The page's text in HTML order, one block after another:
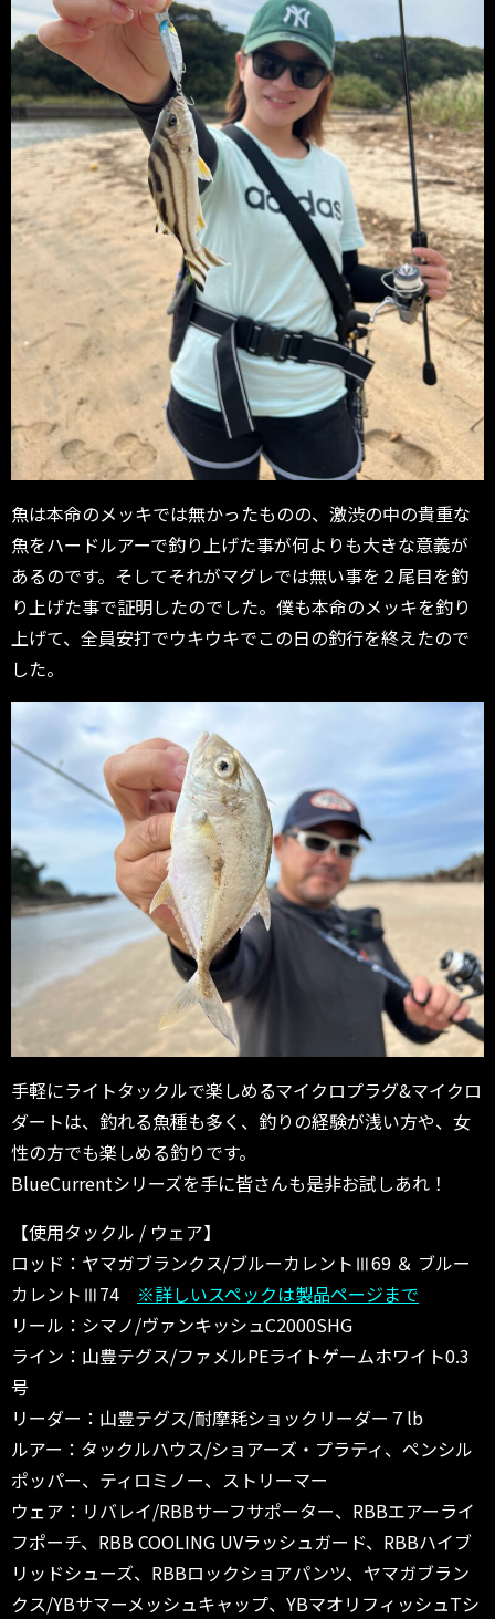
魚は本命のメッキでは無かったものの、激渋の中の貴重な
魚をハードルアーで釣り上げた事が何よりも大きな意義が
あるのです。そしてそれがマグレでは無い事を２尾目を釣
り上げた事で証明したのでした。僕も本命のメッキを釣り
上げて、全員安打でウキウキでこの日の釣行を終えたので
した。
手軽にライトタックルで楽しめるマイクロプラグ&マイクロ
ダートは、釣れる魚種も多く、釣りの経験が浅い方や、女
性の方でも楽しめる釣りです。
BlueCurrentシリーズを手に皆さんも是非お試しあれ！
【使用タックル / ウェア】
ロッド：ヤマガブランクス/ブルーカレントⅢ69 ＆ ブルー
カレントⅢ74 ※詳しいスペックは製品ページまで
リール：シマノ/ヴァンキッシュC2000SHG
ライン：山豊テグス/ファメルPEライトゲームホワイト0.3
号
リーダー：山豊テグス/耐摩耗ショックリーダー７lb
ルアー：タックルハウス/ショアーズ・プラティ、ペンシル
ポッパー、ティロミノー、ストリーマー
ウェア：リバレイ/RBBサーフサポーター、RBBエアーライ
フポーチ、RBB COOLING UVラッシュガード、RBBハイブ
リッドシューズ、RBBロックショアパンツ、ヤマガブラン
クス/YBサマーメッシュキャップ、YBマオリフィッシュTシ